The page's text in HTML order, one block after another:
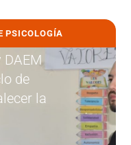
PSICOLOGÍA
DAEM
de
la